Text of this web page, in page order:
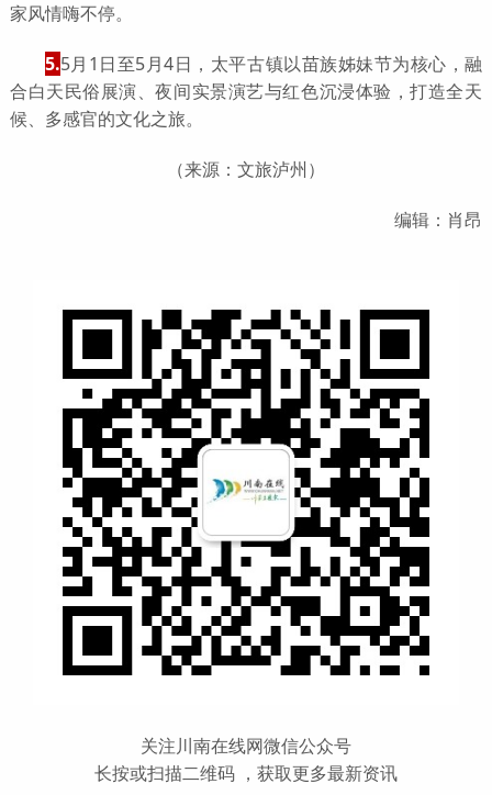
家风情嗨不停。
5.5月1日至5月4日，太平古镇以苗族姊妹节为核心，融
合白天民俗展演、夜间实景演艺与红色沉浸体验，打造全天
候、多感官的文化之旅。
（来源：文旅泸州）
编辑：肖昂
关注川南在线网微信公众号
长按或扫描二维码 ，获取更多最新资讯